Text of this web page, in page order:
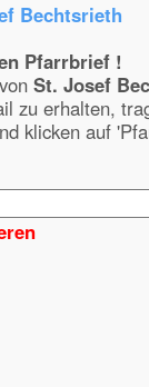
Bechtsrieth
Pfarrbrief !
St. Josef
zu erhalten,
klicken auf